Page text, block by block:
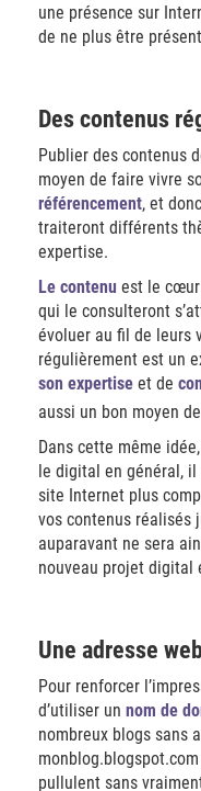
une présence sur
de ne plus être
Des contenus
Publier des contenus
moyen de faire vivre
référencement, et
traiteront différents
expertise.
Le contenu est le cœur
qui le consulteront
évoluer au fil de leurs
régulièrement est un
son expertise et de
aussi un bon moyen de
Dans cette même
le digital en général, il
site Internet plus
vos contenus réalisés
auparavant ne sera
nouveau projet digital
Une adresse
Pour renforcer
d’utiliser un nom de
nombreux blogs sans
pullulent sans